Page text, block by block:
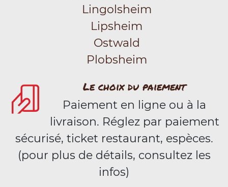
Lingolsheim
Lipsheim
Ostwald
Plobsheim
Le choix du paiement
Paiement en ligne ou à la
livraison. Réglez par paiement
sécurisé, ticket restaurant, espèces.
(pour plus de détails, consultez les
infos)